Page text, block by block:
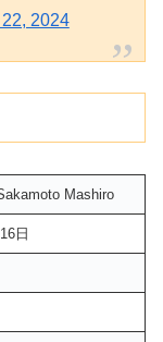
2024
Mashiro
日